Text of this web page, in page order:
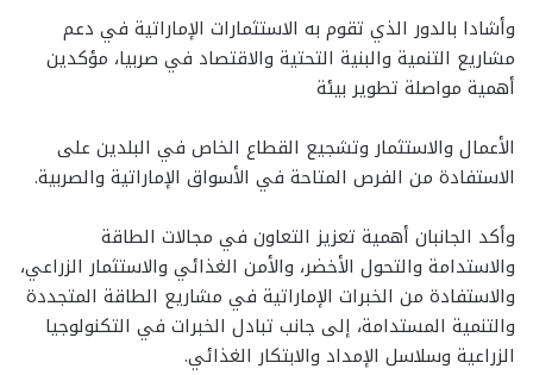
وأشادا بالدور الذي تقوم به الاستثمارات الإماراتية في دعم
مشاريع التنمية والبنية التحتية والاقتصاد في صربيا، مؤكدين
أهمية مواصلة تطوير بيئة
الأعمال والاستثمار وتشجيع القطاع الخاص في البلدين على
الاستفادة من الفرص المتاحة في الأسواق الإماراتية والصربية.
وأكد الجانبان أهمية تعزيز التعاون في مجالات الطاقة
والاستدامة والتحول الأخضر، والأمن الغذائي والاستثمار الزراعي،
والاستفادة من الخبرات الإماراتية في مشاريع الطاقة المتجددة
والتنمية المستدامة، إلى جانب تبادل الخبرات في التكنولوجيا
الزراعية وسلاسل الإمداد والابتكار الغذائي.